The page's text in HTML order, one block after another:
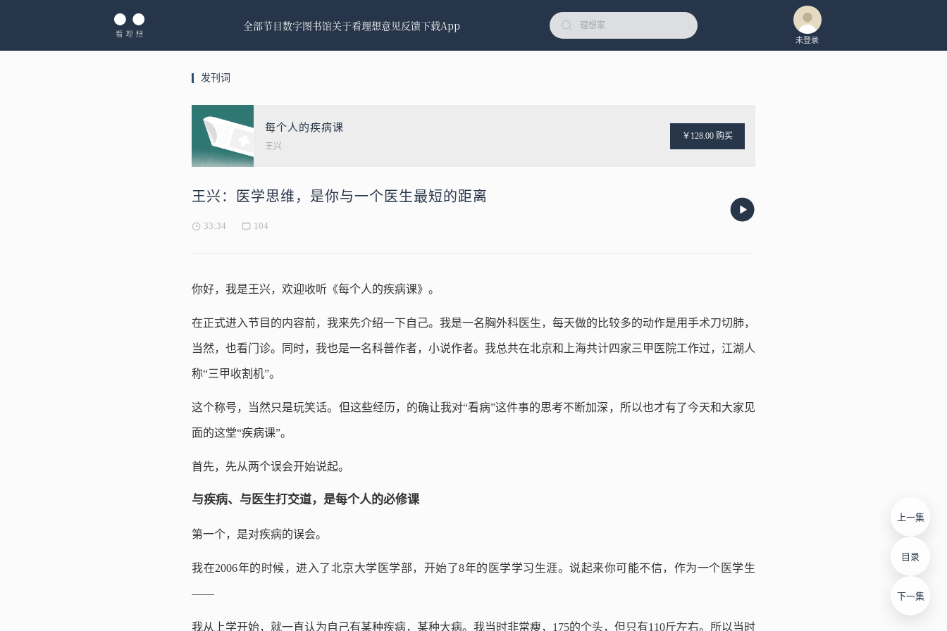
全部节目数字图书馆关于看理想意见反馈下载App
未登录
发刊词
每个人的疾病课
王兴
￥128.00 购买
王兴：医学思维，是你与一个医生最短的距离
33:34 104
上一集
目录
下一集
你好，我是王兴，欢迎收听《每个人的疾病课》。
在正式进入节目的内容前，我来先介绍一下自己。我是一名胸外科医生，每天做的比较多的动作是用手术刀切肺，
当然，也看门诊。同时，我也是一名科普作者，小说作者。我总共在北京和上海共计四家三甲医院工作过，江湖人
称“三甲收割机”。
这个称号，当然只是玩笑话。但这些经历，的确让我对“看病”这件事的思考不断加深，所以也才有了今天和大家见
面的这堂“疾病课”。
首先，先从两个误会开始说起。
与疾病、与医生打交道，是每个人的必修课
第一个，是对疾病的误会。
我在2006年的时候，进入了北京大学医学部，开始了8年的医学学习生涯。说起来你可能不信，作为一个医学生
——
我从上学开始，就一直认为自己有某种疾病，某种大病。我当时非常瘦，175的个头，但只有110斤左右。所以当时